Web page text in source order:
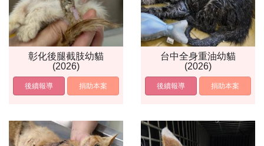
彰化後腿截肢幼貓
(2026)
後續報導 捐助本案
台中全身重油幼貓
(2026)
後續報導 捐助本案